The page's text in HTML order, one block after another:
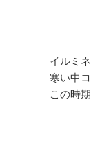
イルミ
寒い中
この時